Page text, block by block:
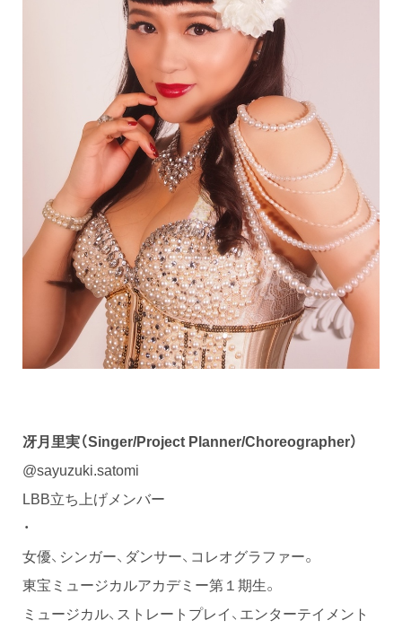
冴月里実（Singer/Project Planner/Choreographer）
@sayuzuki.satomi
LBB立ち上げメンバー
・
女優、シンガー、ダンサー、コレオグラファー。
東宝ミュージカルアカデミー第１期生。
ミュージカル、ストレートプレイ、エンターテイメント